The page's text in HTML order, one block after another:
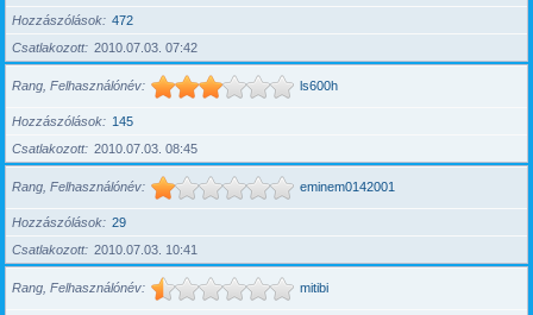
Hozzászólások
472
Csatlakozott
2010.07.03. 07:42
Rang, Felhasználónév ls600h
Hozzászólások
145
Csatlakozott
2010.07.03. 08:45
Rang, Felhasználónév eminem0142001
Hozzászólások
29
Csatlakozott
2010.07.03. 10:41
Rang, Felhasználónév mitibi